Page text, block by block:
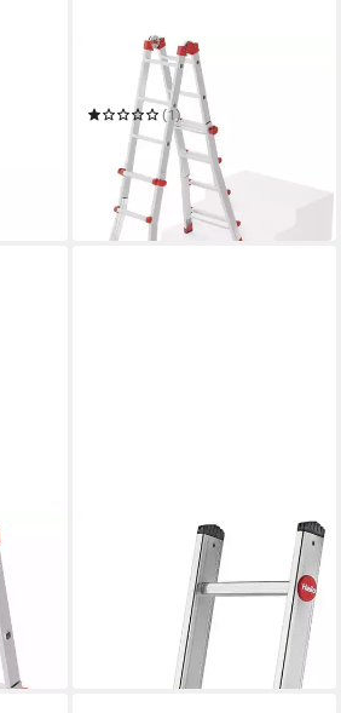
Vielzweckleiter M80
(1)
ab 201,64 € UVP
-30%
in 2-3 Werktagen bei dir
Anlegeleiter S60 ProfiStep
UVP145,99 €
in 2-3 Werktagen bei dir